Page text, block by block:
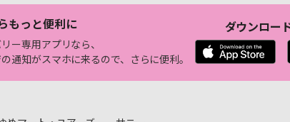
もっと便利に
ー専用アプリなら、
通知がスマホに来るので、さらに便利。
ダウンロー